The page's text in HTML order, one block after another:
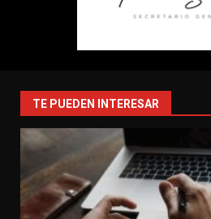
TE PUEDEN INTERESAR